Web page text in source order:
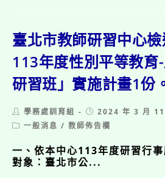
國
防
教
育
融
入
式
教
學
案
研
區
大
學
（下
稱
內
社
大）
理
「2024
臺北市教師研習中心
113年度性別平等教育
研習班」實施計畫1份
Post
author:
學務處訓育組
Post
published:
2024 年 3 月 11
Post一般消息 / 教師佈告欄
一、依本中心113年度研習行
對象：臺北市公...